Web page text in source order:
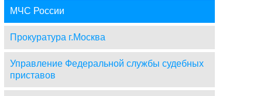
МЧС России
Прокуратура г.Москва
Управление Федеральной службы судебных
приставов